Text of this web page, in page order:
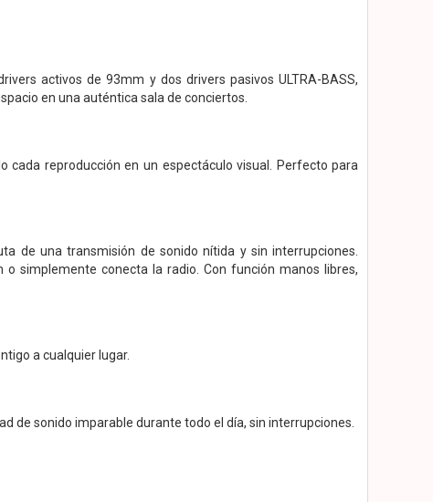
activos de 93mm y dos drivers pasivos ULTRA-BASS,
en una auténtica sala de conciertos.
cada reproducción en un espectáculo visual. Perfecto para
de una transmisión de sonido nítida y sin interrupciones.
simplemente conecta la radio. Con función manos libres,
a cualquier lugar.
de sonido imparable durante todo el día, sin interrupciones.